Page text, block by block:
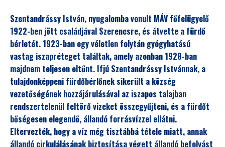
Szentandrássy István, nyugalomba vonult MÁV főfelügyelő
1922-ben jött családjával Szerencsre, és átvette a fürdő
bérletét. 1923-ban egy véletlen folytán gyógyhatású
vastag iszapréteget találtak, amely azonban 1928-ban
majdnem teljesen eltűnt. Ifjú Szentandrássy Istvánnak, a
tulajdonképpeni fürdőbérlőnek sikerült a község
vezetőségének hozzájárulásával az iszapos talajban
rendszertelenül feltörő vizeket összegyűjteni, és a fürdőt
bőségesen elegendő, állandó forrásvízzel ellátni.
Eltervezték, hogy a víz még tisztábbá tétele miatt, annak
állandó cirkulálásának biztosítása végett állandó befolyást